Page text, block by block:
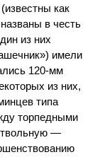
как
в честь
из них
имели
120-мм
из них,
типа
торпедными
—